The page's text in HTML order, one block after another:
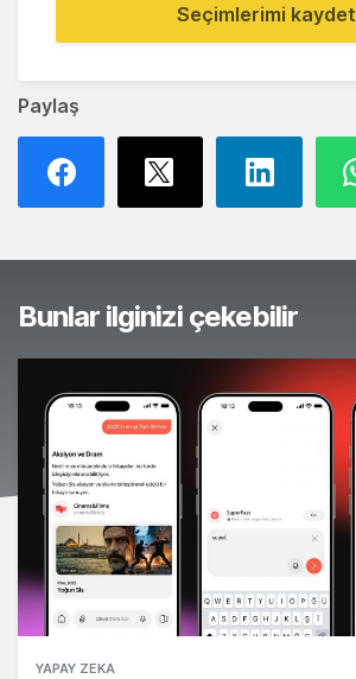
Paylaş
Seçimlerimi kaydet
Bunlar ilginizi çekebilir
YAPAY ZEKA